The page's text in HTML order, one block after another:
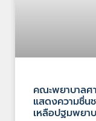
คณะพยาบาลศ
แสดงความชื่น
เหลือปฐมพยา